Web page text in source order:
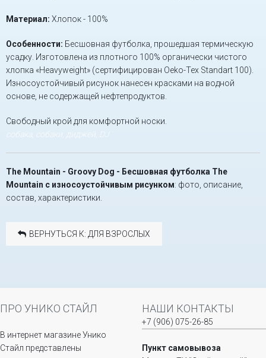
Материал: Хлопок - 100%
Особенности: Бесшовная футболка, прошедшая термическую
усадку. Изготовлена из плотного 100% органически чистого
хлопка «Heavyweight» (сертифицирован Oeko-Tex Standart 100).
Износоустойчивый рисунок нанесен красками на водной
основе, не содержащей нефтепродуктов.
Свободный крой для комфортной носки.
собака, собаки, диджей, DJ
The Mountain - Groovy Dog - Бесшовная футболка The
Mountain с износоустойчивым рисунком: фото, описание,
состав, характеристики.
ВЕРНУТЬСЯ К: ДЛЯ ВЗРОСЛЫХ
ПРО УНИКО СТАЙЛ
В интернет магазине Унико
Стайл представлены
НАШИ КОНТАКТЫ
+7 (906) 075-26-85
Пункт самовывоза